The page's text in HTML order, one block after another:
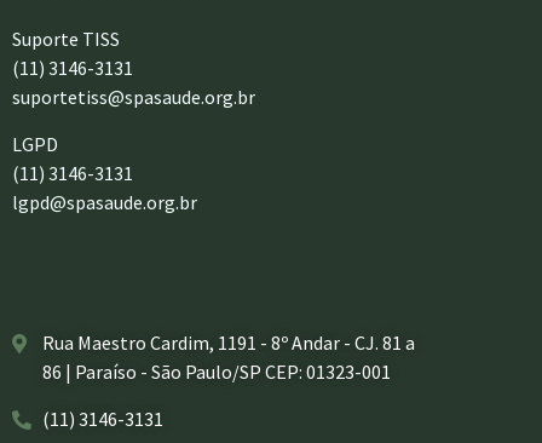
Suporte TISS
(11) 3146-3131
suportetiss@spasaude.org.br
LGPD
(11) 3146-3131
lgpd@spasaude.org.br
Rua Maestro Cardim, 1191 - 8º Andar - CJ. 81 a
86 | Paraíso - São Paulo/SP CEP: 01323-001
(11) 3146-3131